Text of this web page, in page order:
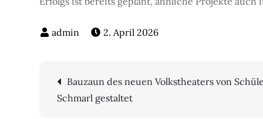
2. April 2026
Bauzaun des neuen Volkstheaters von
Schmarl gestaltet